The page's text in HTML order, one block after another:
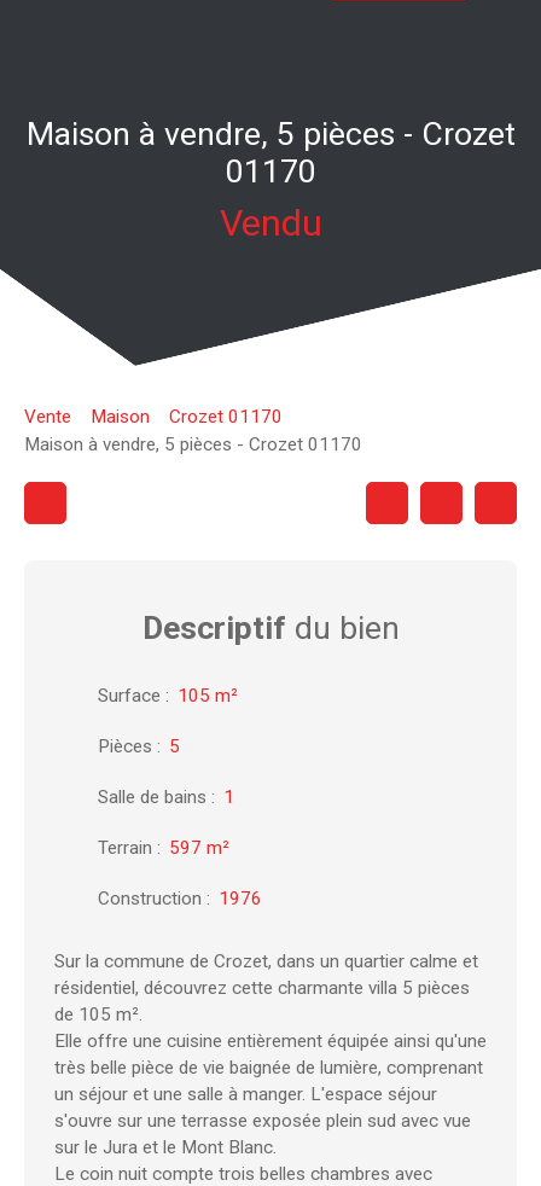
Maison à vendre, 5 pièces - Crozet
01170
Vendu
Vente Maison
Crozet 01170
Maison à vendre, 5 pièces - Crozet 01170
Descriptif du bien
Surface : 105 m²
Pièces : 5
Salle de bains : 1
Terrain : 597 m²
Construction : 1976
Sur la commune de Crozet, dans un quartier calme et
résidentiel, découvrez cette charmante villa 5 pièces
de 105 m².
Elle offre une cuisine entièrement équipée ainsi qu'une
très belle pièce de vie baignée de lumière, comprenant
un séjour et une salle à manger. L'espace séjour
s'ouvre sur une terrasse exposée plein sud avec vue
sur le Jura et le Mont Blanc.
Le coin nuit compte trois belles chambres avec